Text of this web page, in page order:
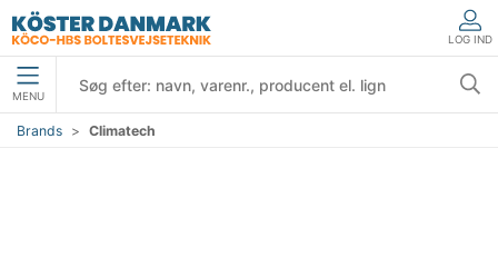
LOG IND
MENU
Brands Climatech